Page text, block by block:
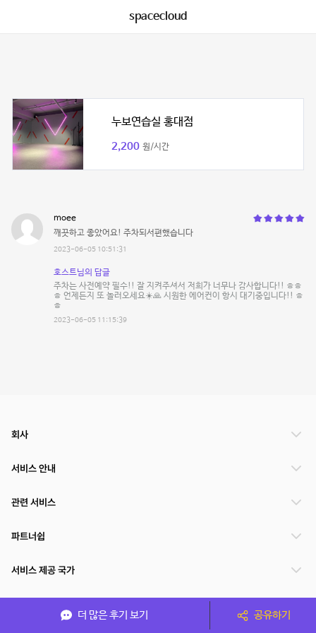
spacecloud
누보연습실 홍대점
2,200 원/시간
moee
깨끗하고 좋았어요! 주차되서편했습니다
2023-06-05 10:51:31
호스트님의 답글
주차는 사전예약 필수!! 잘 지켜주셔서 저희가 너무나 감사합니다!! ㅎㅎ
ㅎ 언제든지 또 놀러오세요☀️🙏 시원한 에어컨이 항시 대기중입니다!! ㅎ
ㅎ
2023-06-05 11:15:39
더 많은 후기 보기 공유하기
회사
서비스 안내
관련 서비스
파트너쉽
서비스 제공 국가
(주)NSPACE 사업자정보